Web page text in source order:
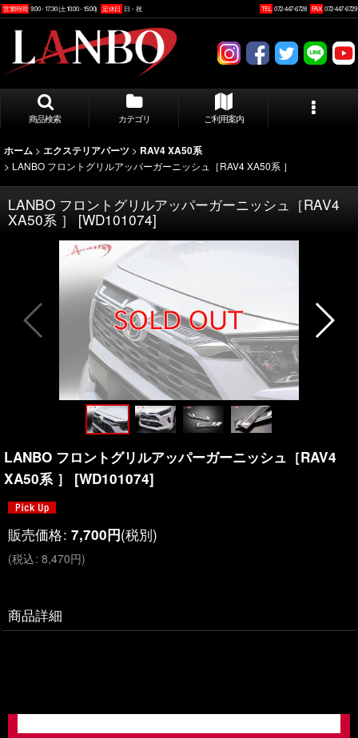
営業時間 9:00 - 17:30 (土10:00 - 15:00) 定休日 日・祝 TEL 072-447-6728 FAX 072-447-6729
商品検索 カテゴリ ご利用案内
ホーム > エクステリアパーツ > RAV4 XA50系
> LANBO フロントグリルアッパーガーニッシュ［RAV4 XA50系 ］
LANBO フロントグリルアッパーガーニッシュ［RAV4
XA50系 ］ [WD101074]
LANBO フロントグリルアッパーガーニッシュ［RAV4
XA50系 ］
[WD101074]
販売価格: 7,700円(税別)
(税込: 8,470円)
商品詳細